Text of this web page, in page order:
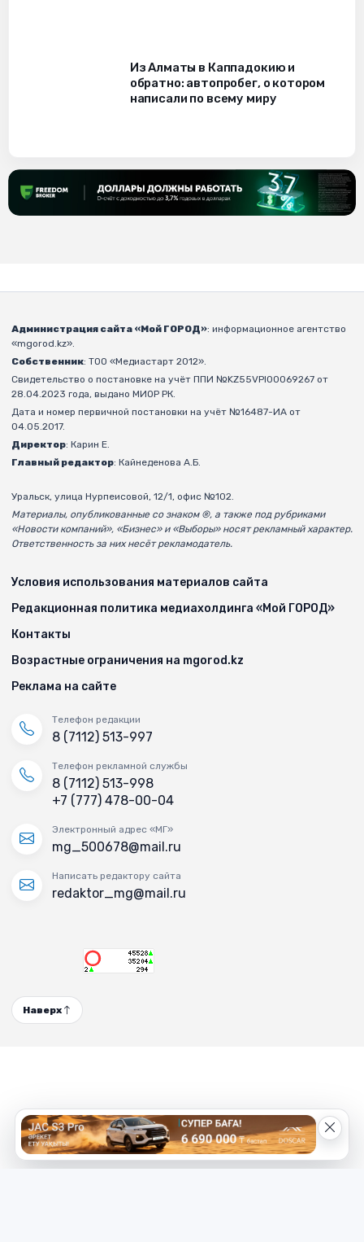
Из Алматы в Каппадокию и
обратно: автопробег, о котором
написали по всему миру
Администрация сайта «Мой ГОРОД»: информационное агентство
«mgorod.kz».
Собственник: ТОО «Медиастарт 2012».
Свидетельство о постановке на учёт ППИ №KZ55VPI00069267 от
28.04.2023 года, выдано МИОР РК.
Дата и номер первичной постановки на учёт №16487-ИА от
04.05.2017.
Директор: Карин Е.
Главный редактор: Кайнеденова А.Б.
Уральск, улица Нурпеисовой, 12/1, офис №102.
Материалы, опубликованные со знаком ®, а также под рубриками
«Новости компаний», «Бизнес» и «Выборы» носят рекламный характер.
Ответственность за них несёт рекламодатель.
Условия использования материалов сайта
Редакционная политика медиахолдинга «Мой ГОРОД»
Контакты
Возрастные ограничения на mgorod.kz
Реклама на сайте
Телефон редакции
8 (7112) 513-997
Телефон рекламной службы
8 (7112) 513-998
+7 (777) 478-00-04
Электронный адрес «МГ»
mg_500678@mail.ru
Написать редактору сайта
redaktor_mg@mail.ru
Наверх